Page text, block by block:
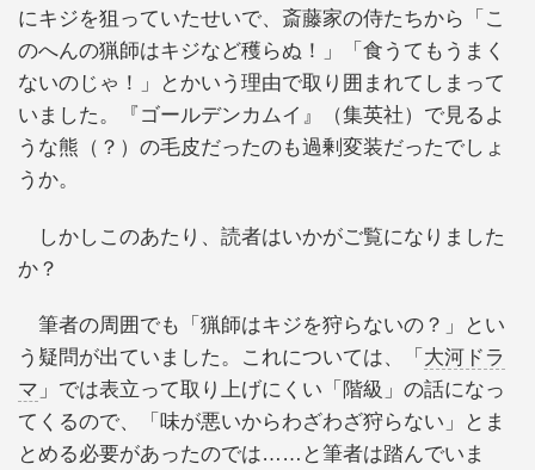
にキジを狙っていたせいで、斎藤家の侍たちから「こ
のへんの猟師はキジなど穫らぬ！」「食うてもうまく
ないのじゃ！」とかいう理由で取り囲まれてしまって
いました。『ゴールデンカムイ』（集英社）で見るよ
うな熊（？）の毛皮だったのも過剰変装だったでしょ
うか。
しかしこのあたり、読者はいかがご覧になりました
か？
筆者の周囲でも「猟師はキジを狩らないの？」とい
う疑問が出ていました。これについては、「 大河ドラ
マ 」では表立って取り上げにくい「階級」の話になっ
てくるので、「味が悪いからわざわざ狩らない」とま
とめる必要があったのでは……と筆者は踏んでいま